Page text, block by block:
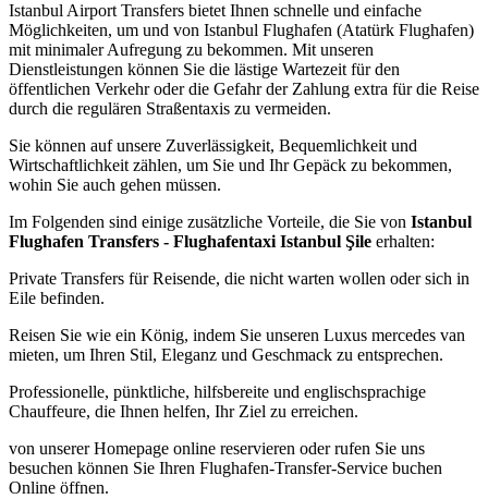
Istanbul Airport Transfers bietet Ihnen schnelle und einfache
Möglichkeiten, um und von Istanbul Flughafen (Atatürk Flughafen)
mit minimaler Aufregung zu bekommen. Mit unseren
Dienstleistungen können Sie die lästige Wartezeit für den
öffentlichen Verkehr oder die Gefahr der Zahlung extra für die Reise
durch die regulären Straßentaxis zu vermeiden.
Sie können auf unsere Zuverlässigkeit, Bequemlichkeit und
Wirtschaftlichkeit zählen, um Sie und Ihr Gepäck zu bekommen,
wohin Sie auch gehen müssen.
Im Folgenden sind einige zusätzliche Vorteile, die Sie von Istanbul
Flughafen Transfers - Flughafentaxi Istanbul Şile erhalten:
Private Transfers für Reisende, die nicht warten wollen oder sich in
Eile befinden.
Reisen Sie wie ein König, indem Sie unseren Luxus mercedes van
mieten, um Ihren Stil, Eleganz und Geschmack zu entsprechen.
Professionelle, pünktliche, hilfsbereite und englischsprachige
Chauffeure, die Ihnen helfen, Ihr Ziel zu erreichen.
von unserer Homepage online reservieren oder rufen Sie uns
besuchen können Sie Ihren Flughafen-Transfer-Service buchen
Online öffnen.